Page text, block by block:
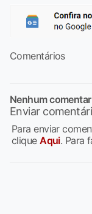
Comentários
Nenhum
Enviar
Para enviar
cliqueAqui. Para